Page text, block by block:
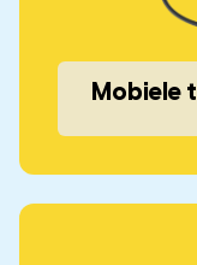
Mobiele